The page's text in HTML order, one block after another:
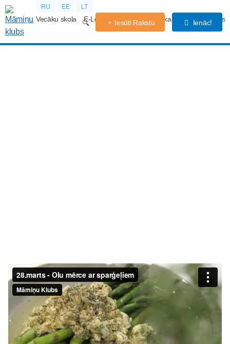
RU EE LT
Vecāku skola E-Lekcijas Grūtniecības kalendārs Forums
Iesūti Rakstu Ienāc!